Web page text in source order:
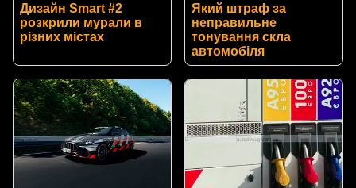
Дизайн Smart #2
розкрили мурали в
різних містах
Який штраф за
неправильне
тонування скла
автомобіля